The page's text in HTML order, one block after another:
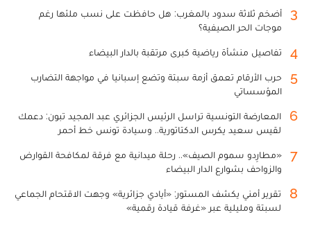
3
أضخم ثلاثة سدود بالمغرب: هل حافظت على نسب ملئها رغم
موجات الحر الصيفية؟
4 تفاصيل منشأة رياضية كبرى مرتقبة بالدار البيضاء
5
حرب الأرقام تعمق أزمة سبتة وتضع إسبانيا في مواجهة التضارب
المؤسساتي
6
المعارضة التونسية تراسل الرئيس الجزائري عبد المجيد تبون: دعمك
لقيس سعيد يكرس الدكتاتورية.. وسيادة تونس خط أحمر
7
«مطارِدو سموم الصيف».. رحلة ميدانية مع فرقة لمكافحة القوارض
والزواحف بشوارع الدار البيضاء
8
تقرير أمني يكشف المستور: «أيادي جزائرية» وجهت الاقتحام الجماعي
لسبتة ومليلية عبر «غرفة قيادة رقمية»